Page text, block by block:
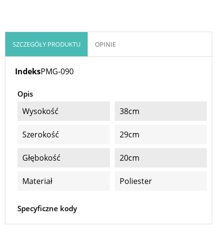
SZCZEGÓŁY PRODUKTU OPINIE
IndeksPMG-090
Opis
Wysokość 38cm
Szerokość 29cm
Głębokość 20cm
Materiał Poliester
Specyficzne kody